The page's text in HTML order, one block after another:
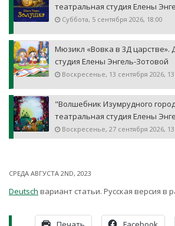
театральная студия Елены
Суббота, 5 сентября 2026, 18:00
Мюзикл «Вовка в 3Д царстве».
студия Елены Энгель-Зотовой
Воскресенье, 13 сентября 2026,
"Волшебник Изумрудного
театральная студия Елены
Воскресенье, 27 сентября 2026,
СРЕДА АВГУСТА 2ND, 2023
Deutsch вариант статьи. Русская версия в